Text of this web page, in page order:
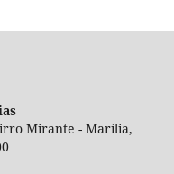
Mirante - Marília,